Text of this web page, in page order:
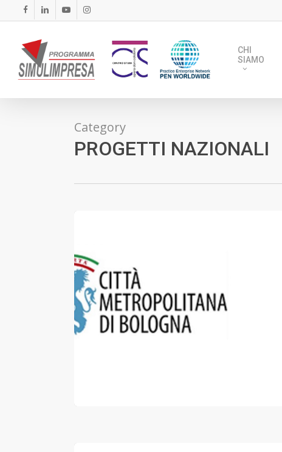
to
main
content
FACEBOOKLINKEDINYOUTUBEINSTAGRAM
CHI
SIAMO
Category
PROGETTI NAZIONALI